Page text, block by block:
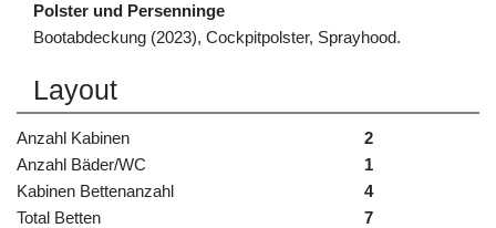
Polster und Persenninge
Bootabdeckung (2023), Cockpitpolster, Sprayhood.
Layout
Anzahl Kabinen
2
Anzahl Bäder/WC
1
Kabinen Bettenanzahl
4
Total Betten
7